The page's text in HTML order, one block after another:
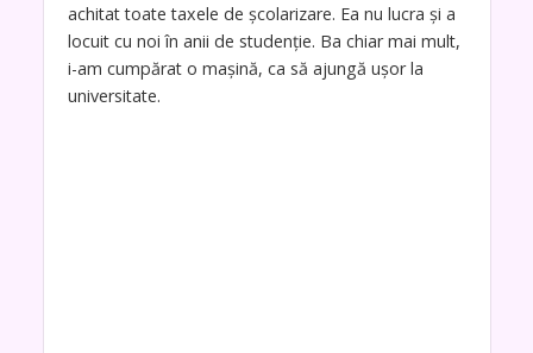
achitat toate taxele de școlarizare. Ea nu lucra și a
locuit cu noi în anii de studenție. Ba chiar mai mult,
i-am cumpărat o mașină, ca să ajungă ușor la
universitate.